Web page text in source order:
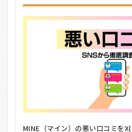
0.2
MINE（マ
数本の
だけで
MINE（マイン）の悪い口コミを